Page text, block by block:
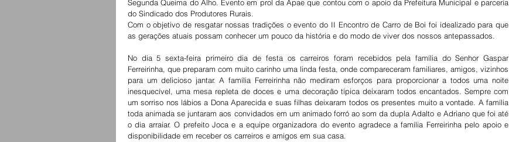
Segunda Queima do Alho. Evento em prol da Apae que contou com o apoio da Prefeitura Municipal e parceria
do Sindicado dos Produtores Rurais.
Com o objetivo de resgatar nossas tradições o evento do II Encontro de Carro de Boi foi idealizado para que
as gerações atuais possam conhecer um pouco da história e do modo de viver dos nossos antepassados.
No dia 5 sexta-feira primeiro dia de festa os carreiros foram recebidos pela família do Senhor Gaspar
Ferreirinha, que preparam com muito carinho uma linda festa, onde compareceram familiares, amigos, vizinhos
para um delicioso jantar. A família Ferreirinha não mediram esforços para proporcionar a todos uma noite
inesquecível, uma mesa repleta de doces e uma decoração típica deixaram todos encantados. Sempre com
um sorriso nos lábios a Dona Aparecida e suas filhas deixaram todos os presentes muito a vontade. A família
toda animada se juntaram aos convidados em um animado forró ao som da dupla Adalto e Adriano que foi até
o dia arraiar. O prefeito Joca e a equipe organizadora do evento agradece a família Ferreirinha pelo apoio e
disponibilidade em receber os carreiros e amigos em sua casa.